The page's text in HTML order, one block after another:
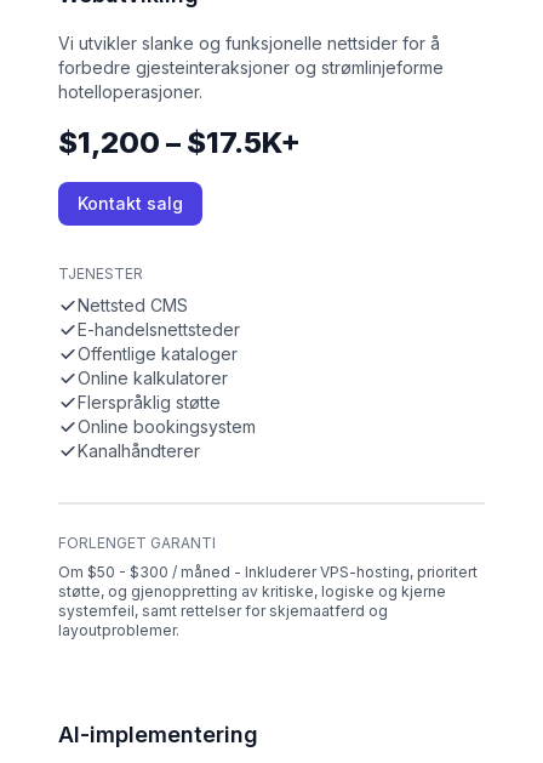
Vi utvikler slanke og funksjonelle nettsider for å
forbedre gjesteinteraksjoner og strømlinjeforme
hotelloperasjoner.
$1,200 – $17.5K+
Kontakt salg
TJENESTER
Nettsted CMS
E-handelsnettsteder
Offentlige kataloger
Online kalkulatorer
Flerspråklig støtte
Online bookingsystem
Kanalhåndterer
FORLENGET GARANTI
Om $50 - $300 / måned - Inkluderer VPS-hosting, prioritert
støtte, og gjenoppretting av kritiske, logiske og kjerne
systemfeil, samt rettelser for skjemaatferd og
layoutproblemer.
AI-implementering